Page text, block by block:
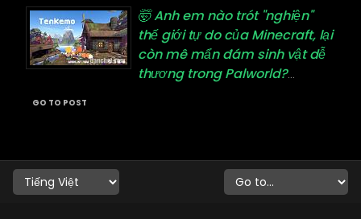
🤯 Anh em nào trót "nghiện"
thế giới tự do của Minecraft, lại
còn mê mẩn đám sinh vật dễ
thương trong Palworld?...
GO TO POST